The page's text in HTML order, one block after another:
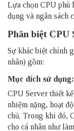
Lựa chọn CPU phù
dụng và ngân sách
Phân biệt CPU
Sự khác biệt chính
nhân) gồm:
Mục đích sử dụng:
CPU Server thiết
nhiệm nặng, hoạt
chủ. Trong khi đó,
cho cá nhân như